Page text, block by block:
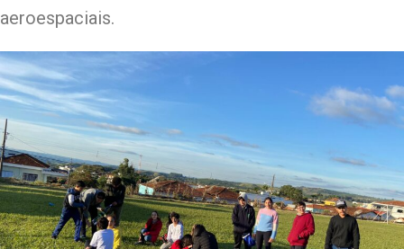
aeroespaciais.